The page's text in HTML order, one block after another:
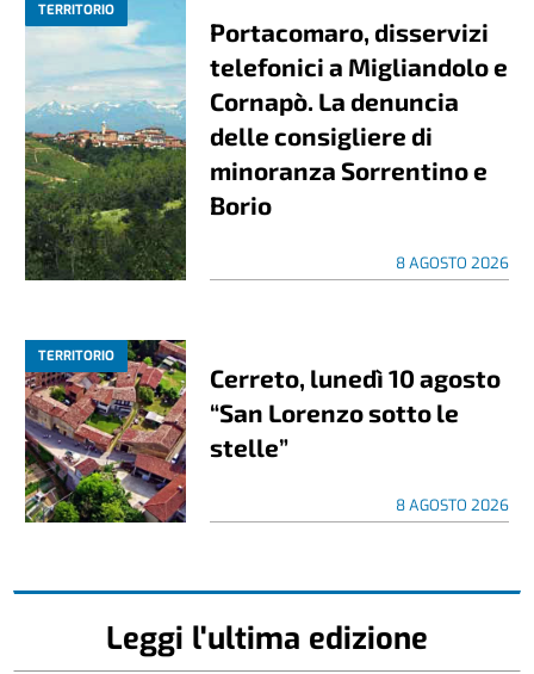
TERRITORIO
Portacomaro, disservizi
telefonici a Migliandolo e
Cornapò. La denuncia
delle consigliere di
minoranza Sorrentino e
Borio
8 AGOSTO 2026
TERRITORIO
Cerreto, lunedì 10 agosto
“San Lorenzo sotto le
stelle”
8 AGOSTO 2026
Leggi l'ultima edizione